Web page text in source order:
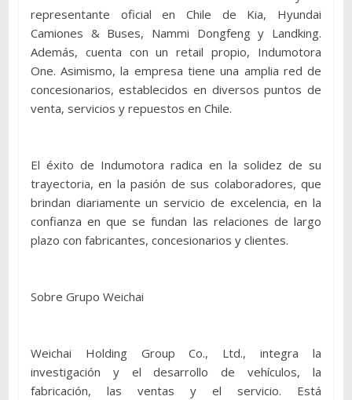
representante oficial en Chile de Kia, Hyundai
Camiones & Buses, Nammi Dongfeng y Landking.
Además, cuenta con un retail propio, Indumotora
One. Asimismo, la empresa tiene una amplia red de
concesionarios, establecidos en diversos puntos de
venta, servicios y repuestos en Chile.
El éxito de Indumotora radica en la solidez de su
trayectoria, en la pasión de sus colaboradores, que
brindan diariamente un servicio de excelencia, en la
confianza en que se fundan las relaciones de largo
plazo con fabricantes, concesionarios y clientes.
Sobre Grupo Weichai
Weichai Holding Group Co., Ltd., integra la
investigación y el desarrollo de vehículos, la
fabricación, las ventas y el servicio. Está